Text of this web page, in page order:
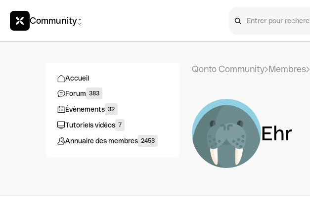
Community
Accueil
Forum 383
Évènements 32
Tutoriels vidéos 7
Annuaire des membres 2453
Qonto Community Membres
Ehr